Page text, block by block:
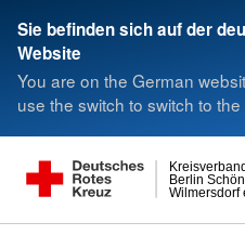
Sie befinden sich auf der
Website
You are on the German
use the switch to switch to
Wilmersdorf
Berlin